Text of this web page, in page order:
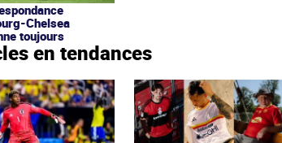
Chelsea
toujours
en tendances